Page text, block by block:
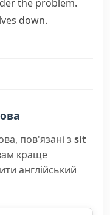
the problem.
down.
пов'язані з sit
краще
англійський